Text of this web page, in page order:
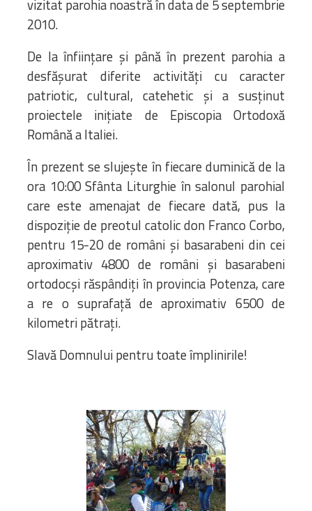
vizitat parohia noastră în data de 5 septembrie
2010.
De la înființare și până în prezent parohia a
desfășurat diferite activități cu caracter
patriotic, cultural, catehetic și a susținut
proiectele inițiate de Episcopia Ortodoxă
Română a Italiei.
În prezent se slujește în fiecare duminică de la
ora 10:00 Sfânta Liturghie în salonul parohial
care este amenajat de fiecare dată, pus la
dispoziție de preotul catolic don Franco Corbo,
pentru 15-20 de români și basarabeni din cei
aproximativ 4800 de români și basarabeni
ortodocși răspândiți în provincia Potenza, care
a re o suprafață de aproximativ 6500 de
kilometri pătrați.
Slavă Domnului pentru toate împlinirile!